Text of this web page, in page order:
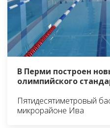
В Перми построен
олимпийского
Пятидесятиметровый
микрорайоне Ива